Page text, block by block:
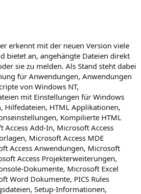
erkennt mit der neuen Version viele
bietet an, angehängte Dateien direkt
sie zu melden. Als Stand steht dabei
für Anwendungen, Anwendungen
von Windows NT,
mit Einstellungen für Windows
Hilfedateien, HTML Applikationen,
Kompilierte HTML
Access Add-In, Microsoft Access
Microsoft Access MDE
Access Anwendungen, Microsoft
Access Projekterweiterungen,
Dokumente, Microsoft Excel
Word Dokumente, PICS Rules
Setup-Informationen,